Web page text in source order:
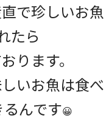
で珍しいお魚
たら
ります。
いお魚は食べ
んです😀